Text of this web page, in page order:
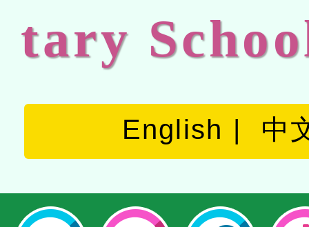
tary
English 中